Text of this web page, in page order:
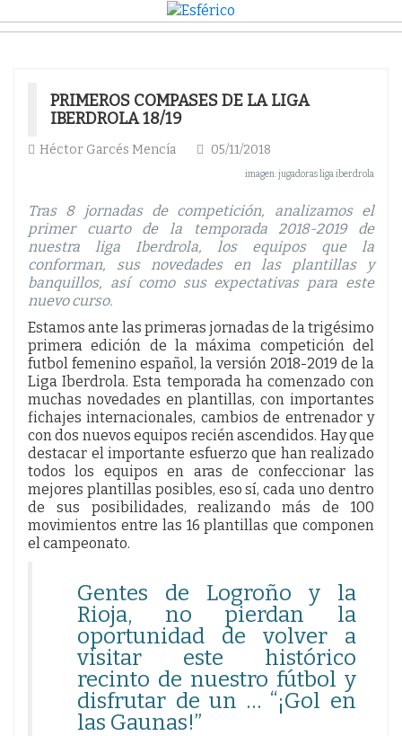
PRIMEROS COMPASES DE LA LIGA
IBERDROLA 18/19
Héctor Garcés Mencía 05/11/2018
imagen: jugadoras liga iberdrola
Tras 8 jornadas de competición, analizamos el
primer cuarto de la temporada 2018-2019 de
nuestra liga Iberdrola, los equipos que la
conforman, sus novedades en las plantillas y
banquillos, así como sus expectativas para este
nuevo curso.
Estamos ante las primeras jornadas de la trigésimo
primera edición de la máxima competición del
futbol femenino español, la versión 2018-2019 de la
Liga Iberdrola. Esta temporada ha comenzado con
muchas novedades en plantillas, con importantes
fichajes internacionales, cambios de entrenador y
con dos nuevos equipos recién ascendidos. Hay que
destacar el importante esfuerzo que han realizado
todos los equipos en aras de confeccionar las
mejores plantillas posibles, eso sí, cada uno dentro
de sus posibilidades, realizando más de 100
movimientos entre las 16 plantillas que componen
el campeonato.
Gentes de Logroño y la
Rioja, no pierdan la
oportunidad de volver a
visitar este histórico
recinto de nuestro fútbol y
disfrutar de un … “¡Gol en
las Gaunas!”